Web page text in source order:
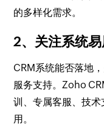
的多样化需求。
2、关注系统
CRM系统能否落地
服务支持。Zoho
训、专属客服、技
用。